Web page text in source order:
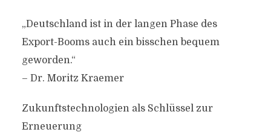
„Deutschland ist in der langen Phase des
Export-Booms auch ein bisschen bequem
geworden.“
– Dr. Moritz Kraemer
Zukunftstechnologien als Schlüssel zur
Erneuerung